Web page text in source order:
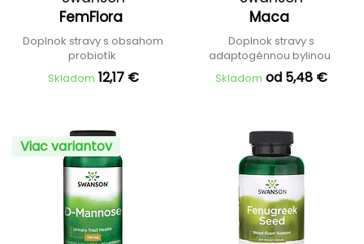
FemFlora
Doplnok stravy s obsahom
probiotík
Skladom 12,17 €
Maca
Doplnok stravy s
adaptogénnou bylinou
Skladom od 5,48 €
Viac variantov